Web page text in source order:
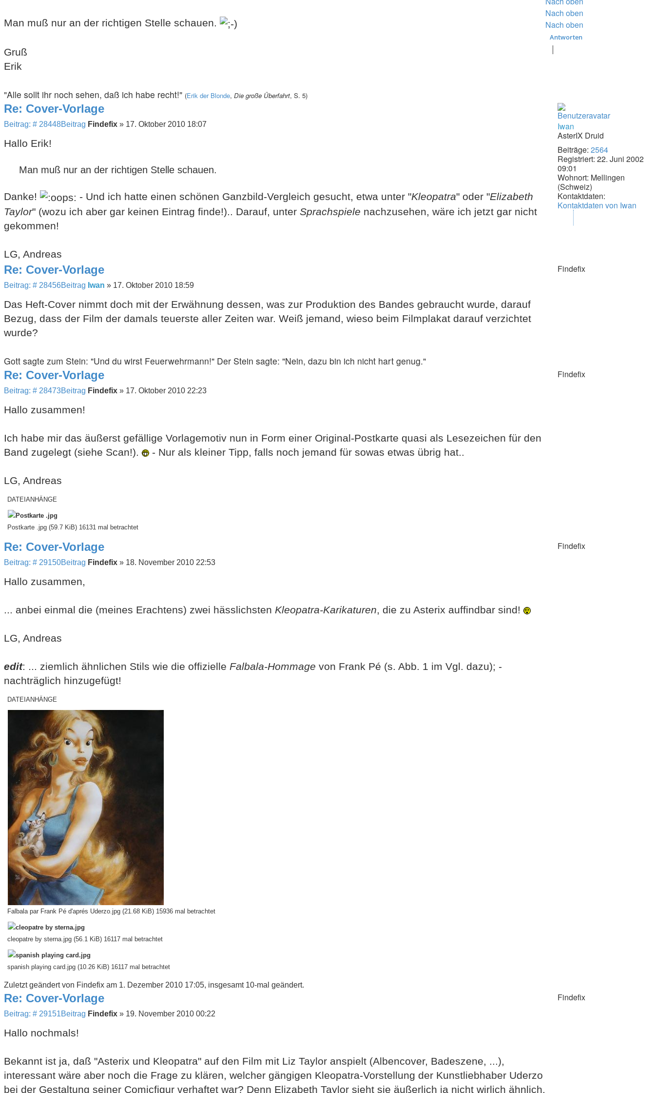
Man muß nur an der richtigen Stelle schauen.
Gruß
Erik
"Alle sollt ihr noch sehen, daß ich habe recht!" (Erik der Blonde, Die große Überfahrt, S. 5)
Re: Cover-Vorlage
Beitrag: # 28448Beitrag Findefix » 17. Oktober 2010 18:07
Hallo Erik!
Man muß nur an der richtigen Stelle schauen.
Danke! - Und ich hatte einen schönen Ganzbild-Vergleich gesucht, etwa unter "Kleopatra" oder "Elizabeth
Taylor" (wozu ich aber gar keinen Eintrag finde!).. Darauf, unter Sprachspiele nachzusehen, wäre ich jetzt gar nicht
gekommen!
LG, Andreas
Iwan
AsterIX Druid
Beiträge: 2564
Registriert: 22. Juni 2002
09:01
Wohnort: Mellingen
(Schweiz)
Kontaktdaten:
Kontaktdaten von Iwan
Re: Cover-Vorlage
Beitrag: # 28456Beitrag Iwan » 17. Oktober 2010 18:59
Das Heft-Cover nimmt doch mit der Erwähnung dessen, was zur Produktion des Bandes gebraucht wurde, darauf
Bezug, dass der Film der damals teuerste aller Zeiten war. Weiß jemand, wieso beim Filmplakat darauf verzichtet
wurde?
Gott sagte zum Stein: "Und du wirst Feuerwehrmann!" Der Stein sagte: "Nein, dazu bin ich nicht hart genug."
Findefix
Re: Cover-Vorlage
Beitrag: # 28473Beitrag Findefix » 17. Oktober 2010 22:23
Hallo zusammen!
Ich habe mir das äußerst gefällige Vorlagemotiv nun in Form einer Original-Postkarte quasi als Lesezeichen für den
Band zugelegt (siehe Scan!).
- Nur als kleiner Tipp, falls noch jemand für sowas etwas übrig hat..
LG, Andreas
DATEIANHÄNGE
Postkarte .jpg (59.7 KiB) 16131 mal betrachtet
Findefix
Re: Cover-Vorlage
Beitrag: # 29150Beitrag Findefix » 18. November 2010 22:53
Hallo zusammen,
... anbei einmal die (meines Erachtens) zwei hässlichsten Kleopatra-Karikaturen , die zu Asterix auffindbar sind!
LG, Andreas
edit: ... ziemlich ähnlichen Stils wie die offizielle Falbala-Hommage von Frank Pé (s. Abb. 1 im Vgl. dazu); -
nachträglich hinzugefügt!
DATEIANHÄNGE
Falbala par Frank Pé d'aprés Uderzo.jpg (21.68 KiB) 15936 mal betrachtet
cleopatre by sterna.jpg (56.1 KiB) 16117 mal betrachtet
spanish playing card.jpg (10.26 KiB) 16117 mal betrachtet
Zuletzt geändert von Findefix am 1. Dezember 2010 17:05, insgesamt 10-mal geändert.
Findefix
Re: Cover-Vorlage
Beitrag: # 29151Beitrag Findefix » 19. November 2010 00:22
Hallo nochmals!
Bekannt ist ja, daß "Asterix und Kleopatra" auf den Film mit Liz Taylor anspielt (Albencover, Badeszene, ...),
interessant wäre aber noch die Frage zu klären, welcher gängigen Kleopatra-Vorstellung der Kunstliebhaber Uderzo
bei der Gestaltung seiner Comicfigur verhaftet war? Denn Elizabeth Taylor sieht sie äußerlich ja nicht wirlich ähnlich.
Findefix
Nach oben
Nach oben
Antworten